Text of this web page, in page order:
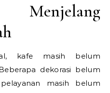
Menjelang
kafe masih belum
dekorasi belum
masih belum